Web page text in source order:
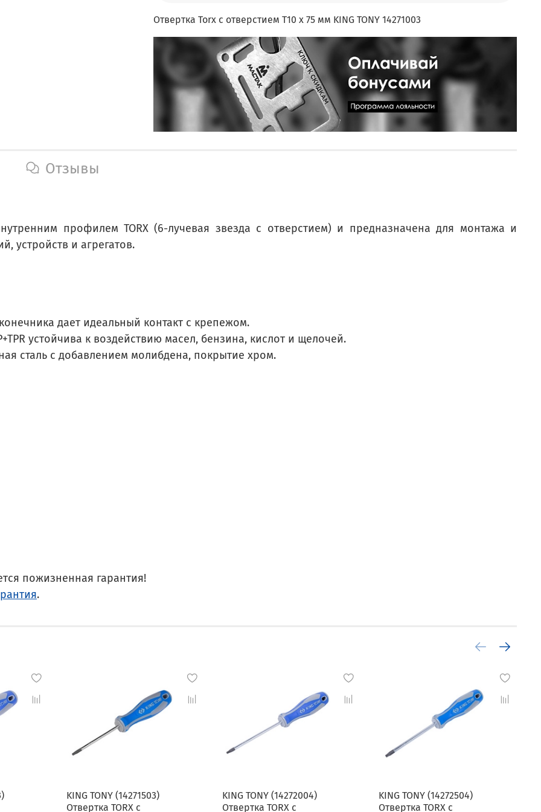
Отвертка Torx с отверстием T10 x 75 мм KING TONY 14271003
Отзывы
профилем TORX (6-лучевая звезда с отверстием) и предназначена для монтажа и
устройств и агрегатов.
дает идеальный контакт с крепежом.
устойчива к воздействию масел, бензина, кислот и щелочей.
сталь с добавлением молибдена, покрытие хром.
пожизненная гарантия!
.
KING TONY (14271503)
Отвертка TORX с
KING TONY (14272004)
Отвертка TORX с
KING TONY (14272504)
Отвертка TORX с